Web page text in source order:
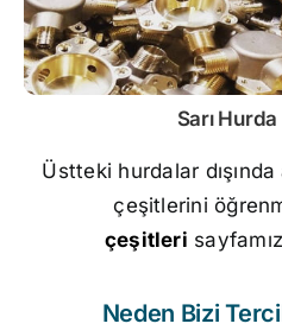
Sarı Hurda
Üstteki hurdalar dışında
çeşitlerini
çeşitleri
Neden Bizi